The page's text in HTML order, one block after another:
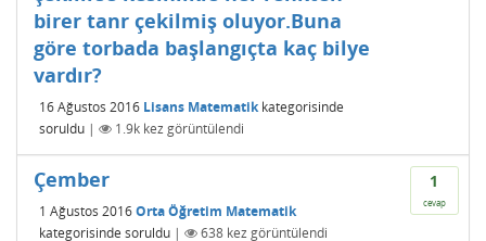
birer tanr çekilmiş oluyor.Buna
göre torbada başlangıçta kaç bilye
vardır?
16 Ağustos 2016 Lisans Matematikkategorisinde
soruldu | 1.9k kez görüntülendi
1
cevap
Çember
1 Ağustos 2016Orta Öğretim Matematik
kategorisinde soruldu | 638 kez görüntülendi